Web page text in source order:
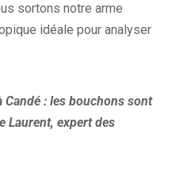
sortons notre arme
idéale pour analyser
Candé : les bouchons sont
Laurent, expert des